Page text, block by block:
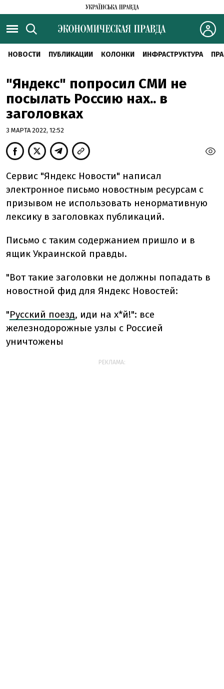
НОВОСТИ ПУБЛИКАЦИИ КОЛОНКИ ИНФРАСТРУКТУРА
"Яндекс" попросил СМИ не
посылать Россию нах.. в
заголовках
3 МАРТА 2022, 12:52
Сервис "Яндекс Новости" написал
электронное письмо новостным ресурсам с
призывом не использовать ненормативную
лексику в заголовках публикаций.
Письмо с таким содержанием пришло и в
ящик Украинской правды.
"Вот такие заголовки не должны попадать в
новостной фид для Яндекс Новостей:
"Русский поезд, иди на х*й!": все
железнодорожные узлы с Россией
уничтожены
РЕКЛАМА: